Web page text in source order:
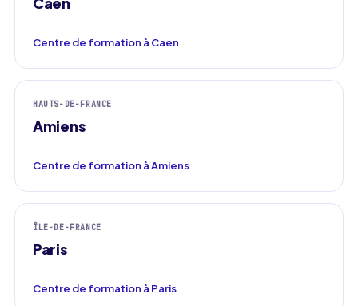
Centre de formation à Caen
HAUTS-DE-FRANCE
Amiens
Centre de formation à Amiens
ÎLE-DE-FRANCE
Paris
Centre de formation à Paris